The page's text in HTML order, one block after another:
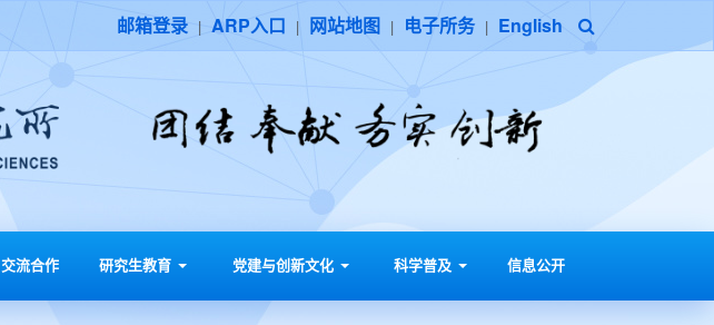
邮箱登录 | ARP入口 | 网站地图 | 电子所务 | English
交流合作 研究生教育 党建与创新文化 科学普及 信息公开